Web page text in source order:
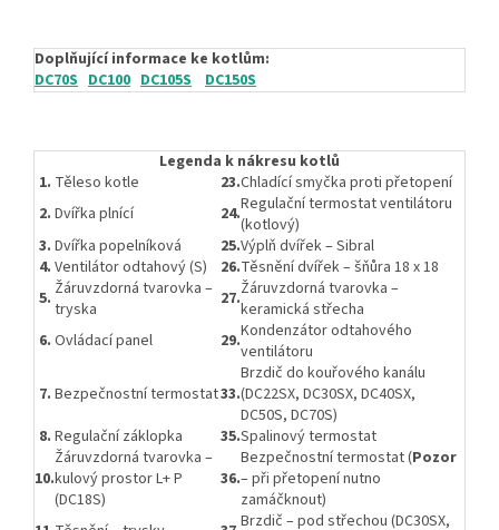
Doplňující informace ke kotlům:
DC70S DC100 DC105S DC150S
Legenda k nákresu kotlů
1. Těleso kotle 23.Chladící smyčka proti přetopení
2. Dvířka plnící 24.Regulační termostat ventilátoru
(kotlový)
3. Dvířka popelníková 25.Výplň dvířek – Sibral
4. Ventilátor odtahový (S) 26.Těsnění dvířek – šňůra 18 x 18
5. Žáruvzdorná tvarovka –
tryska
27.Žáruvzdorná tvarovka –
keramická střecha
6. Ovládací panel 29.Kondenzátor odtahového
ventilátoru
7. Bezpečnostní termostat33.
Brzdič do kouřového kanálu
(DC22SX, DC30SX, DC40SX,
DC50S, DC70S)
8. Regulační záklopka 35.Spalinový termostat
10.
Žáruvzdorná tvarovka –
kulový prostor L+ P
(DC18S)
36.
Bezpečnostní termostat (Pozor
– při přetopení nutno
zamáčknout)
Brzdič – pod střechou (DC30SX,